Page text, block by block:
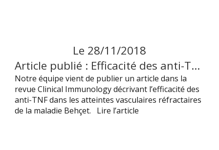
Le 28/11/2018
Article publié : Efficacité des anti-TNF dans les atteintes vasculaires de la maladie de Behçet
Notre équipe vient de publier un article dans la
revue Clinical Immunology décrivant l’efficacité des
anti-TNF dans les atteintes vasculaires réfractaires
de la maladie Behçet. Lire l’article